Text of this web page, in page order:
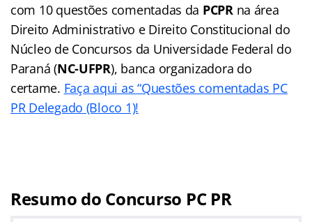
com 10 questões comentadas da PCPRna área
Direito Administrativo e Direito Constitucional do
Núcleo de Concursos da Universidade Federal do
Paraná (NC-UFPR), banca organizadora do
certame. Faça aqui as “Questões comentadas PC
PR Delegado (Bloco 1)!
Resumo do Concurso PC PR